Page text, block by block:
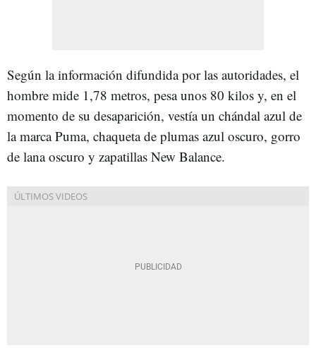
Según la información difundida por las autoridades, el
hombre mide 1,78 metros, pesa unos 80 kilos y, en el
momento de su desaparición, vestía un chándal azul de
la marca Puma, chaqueta de plumas azul oscuro, gorro
de lana oscuro y zapatillas New Balance.